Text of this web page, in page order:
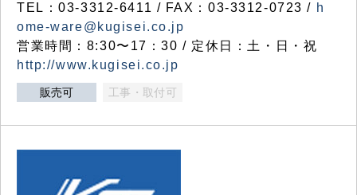
TEL：03-3312-6411 / FAX：03-3312-0723 / h
ome-ware@kugisei.co.jp
営業時間：8:30〜17：30 / 定休日：土・日・祝
http://www.kugisei.co.jp
販売可 工事・取付可